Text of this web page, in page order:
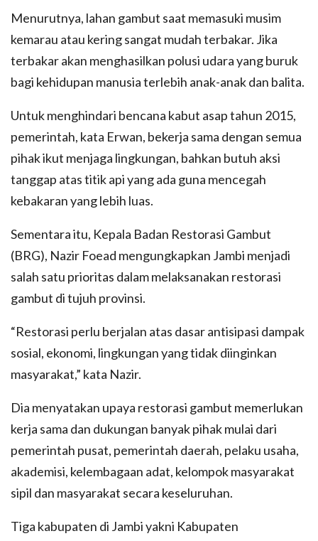
Menurutnya, lahan gambut saat memasuki musim
kemarau atau kering sangat mudah terbakar. Jika
terbakar akan menghasilkan polusi udara yang buruk
bagi kehidupan manusia terlebih anak-anak dan balita.
Untuk menghindari bencana kabut asap tahun 2015,
pemerintah, kata Erwan, bekerja sama dengan semua
pihak ikut menjaga lingkungan, bahkan butuh aksi
tanggap atas titik api yang ada guna mencegah
kebakaran yang lebih luas.
Sementara itu, Kepala Badan Restorasi Gambut
(BRG), Nazir Foead mengungkapkan Jambi menjadi
salah satu prioritas dalam melaksanakan restorasi
gambut di tujuh provinsi.
“Restorasi perlu berjalan atas dasar antisipasi dampak
sosial, ekonomi, lingkungan yang tidak diinginkan
masyarakat,” kata Nazir.
Dia menyatakan upaya restorasi gambut memerlukan
kerja sama dan dukungan banyak pihak mulai dari
pemerintah pusat, pemerintah daerah, pelaku usaha,
akademisi, kelembagaan adat, kelompok masyarakat
sipil dan masyarakat secara keseluruhan.
Tiga kabupaten di Jambi yakni Kabupaten